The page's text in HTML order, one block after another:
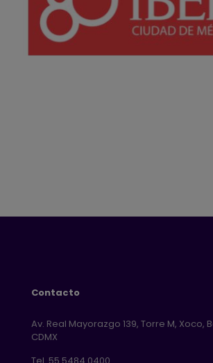
Contacto
Av. Real Mayorazgo 139, Torre M, Xoco,
CDMX